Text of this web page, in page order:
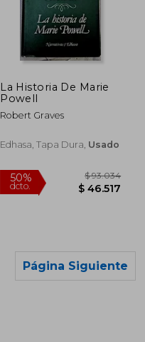
50%
dcto.
La Historia De Marie
Powell
Robert Graves
Edhasa, Tapa Dura, Usado
Página Siguiente